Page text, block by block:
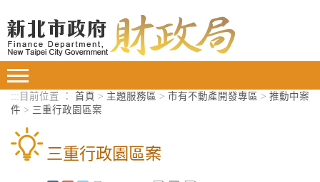
::: 目前位置 ： 首頁 > 主題服務區 > 市有不動產開發專區 > 推動中案
件 > 三重行政園區案
三重行政園區案